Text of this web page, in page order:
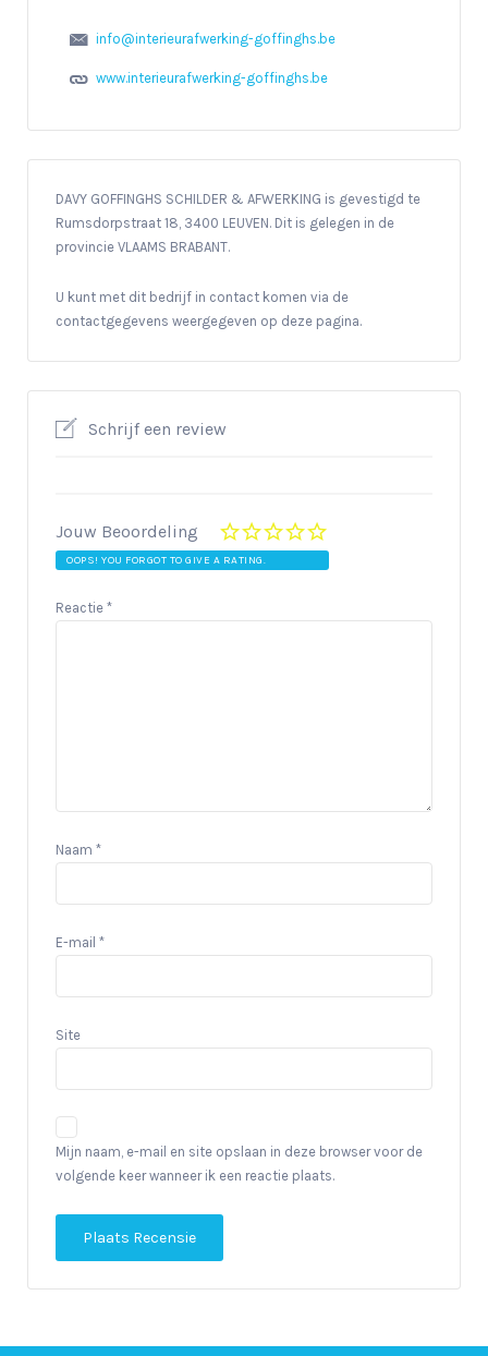
info@interieurafwerking-goffinghs.be
www.interieurafwerking-goffinghs.be
DAVY GOFFINGHS SCHILDER & AFWERKING is gevestigd te
Rumsdorpstraat 18, 3400 LEUVEN. Dit is gelegen in de
provincie VLAAMS BRABANT.
U kunt met dit bedrijf in contact komen via de
contactgegevens weergegeven op deze pagina.
Schrijf een review
Jouw Beoordeling
OOPS! YOU FORGOT TO GIVE A RATING.
Reactie *
Naam *
E-mail *
Site
Mijn naam, e-mail en site opslaan in deze browser voor de
volgende keer wanneer ik een reactie plaats.